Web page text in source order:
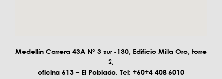
Medellín Carrera 43A N° 3 sur -130, Edificio Milla Oro, torre
2,
oficina 613 – El Poblado. Tel: +60+4 408 6010